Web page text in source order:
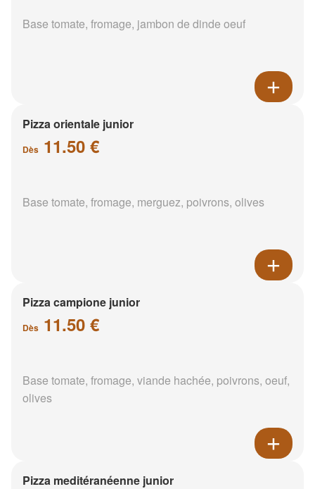
Base tomate, fromage, jambon de dinde oeuf
Pizza orientale junior
Dès 11.50 €
Base tomate, fromage, merguez, poivrons, olives
Pizza campione junior
Dès 11.50 €
Base tomate, fromage, viande hachée, poivrons, oeuf,
olives
Pizza meditéranéenne junior